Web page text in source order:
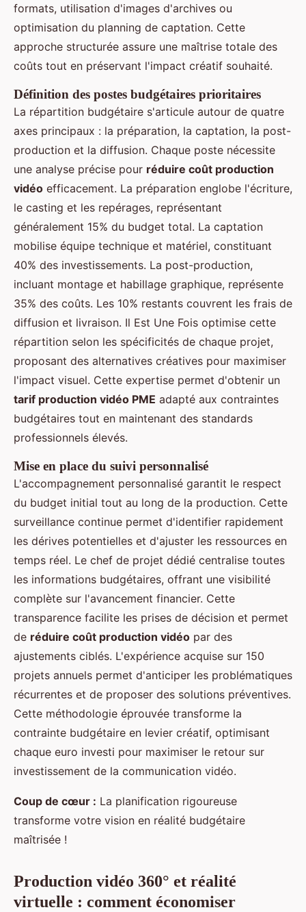
formats, utilisation d'images d'archives ou
optimisation du planning de captation. Cette
approche structurée assure une maîtrise totale des
coûts tout en préservant l'impact créatif souhaité.
Définition des postes budgétaires prioritaires
La répartition budgétaire s'articule autour de quatre
axes principaux : la préparation, la captation, la post-
production et la diffusion. Chaque poste nécessite
une analyse précise pour réduire coût production
vidéo efficacement. La préparation englobe l'écriture,
le casting et les repérages, représentant
généralement 15% du budget total. La captation
mobilise équipe technique et matériel, constituant
40% des investissements. La post-production,
incluant montage et habillage graphique, représente
35% des coûts. Les 10% restants couvrent les frais de
diffusion et livraison. Il Est Une Fois optimise cette
répartition selon les spécificités de chaque projet,
proposant des alternatives créatives pour maximiser
l'impact visuel. Cette expertise permet d'obtenir un
tarif production vidéo PME adapté aux contraintes
budgétaires tout en maintenant des standards
professionnels élevés.
Mise en place du suivi personnalisé
L'accompagnement personnalisé garantit le respect
du budget initial tout au long de la production. Cette
surveillance continue permet d'identifier rapidement
les dérives potentielles et d'ajuster les ressources en
temps réel. Le chef de projet dédié centralise toutes
les informations budgétaires, offrant une visibilité
complète sur l'avancement financier. Cette
transparence facilite les prises de décision et permet
de réduire coût production vidéo par des
ajustements ciblés. L'expérience acquise sur 150
projets annuels permet d'anticiper les problématiques
récurrentes et de proposer des solutions préventives.
Cette méthodologie éprouvée transforme la
contrainte budgétaire en levier créatif, optimisant
chaque euro investi pour maximiser le retour sur
investissement de la communication vidéo.
Coup de cœur : La planification rigoureuse
transforme votre vision en réalité budgétaire
maîtrisée !
Production vidéo 360° et réalité
virtuelle : comment économiser